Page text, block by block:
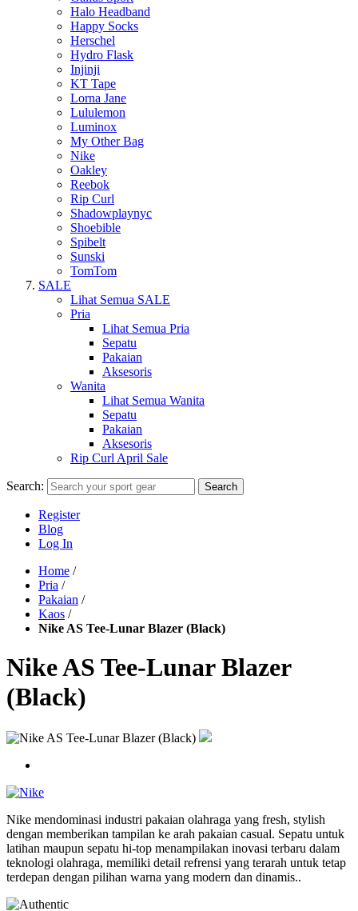
Halo Headband
Happy Socks
Herschel
Hydro Flask
Injinji
KT Tape
Lorna Jane
Lululemon
Luminox
My Other Bag
Nike
Oakley
Reebok
Rip Curl
Shadowplaynyc
Shoebible
Spibelt
Sunski
TomTom
SALE
Lihat Semua SALE
Pria
Lihat Semua Pria
Sepatu
Pakaian
Aksesoris
Wanita
Lihat Semua Wanita
Sepatu
Pakaian
Aksesoris
Rip Curl April Sale
Search: Search
Register
Blog
Log In
Home /
Pria /
Pakaian /
Kaos /
Nike AS Tee-Lunar Blazer (Black)
Nike AS Tee-Lunar Blazer
(Black)
Nike mendominasi industri pakaian olahraga yang fresh, stylish
dengan memberikan tampilan ke arah pakaian casual. Sepatu untuk
latihan maupun sepatu hi-top menampilakan inovasi terbaru dalam
teknologi olahraga, memiliki detail refrensi yang terarah untuk tetap
terdepan dengan pilihan warna yang modern dan dinamis..